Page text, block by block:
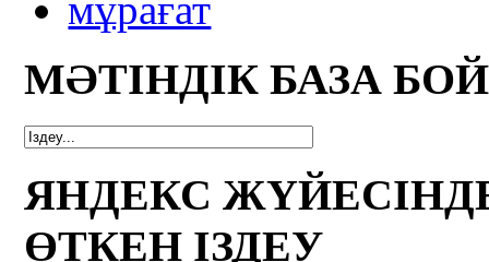
МӘТІНДІК БАЗА
ЯНДЕКС
ӨТКЕН ІЗДЕУ